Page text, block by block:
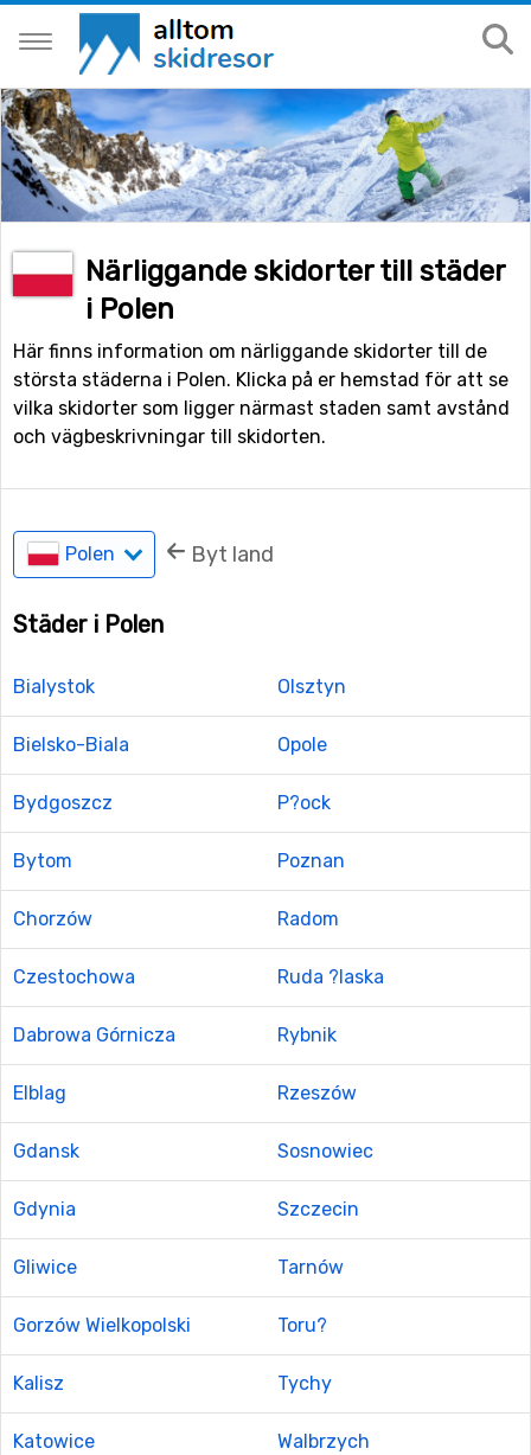
Närliggande skidorter till städer
i Polen
Här finns information om närliggande skidorter till de
största städerna i Polen. Klicka på er hemstad för att se
vilka skidorter som ligger närmast staden samt avstånd
och vägbeskrivningar till skidorten.
Polen Byt land
Städer i Polen
Bialystok
Bielsko-Biala
Bydgoszcz
Bytom
Chorzów
Czestochowa
Dabrowa Górnicza
Elblag
Gdansk
Gdynia
Gliwice
Gorzów Wielkopolski
Kalisz
Katowice
Olsztyn
Opole
P?ock
Poznan
Radom
Ruda ?laska
Rybnik
Rzeszów
Sosnowiec
Szczecin
Tarnów
Toru?
Tychy
Walbrzych